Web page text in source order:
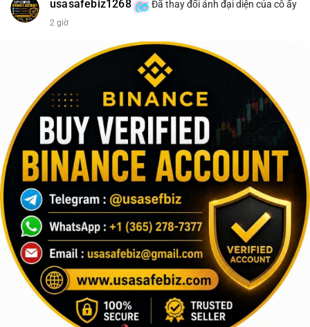
usasafebiz1268 Đã thay đổi ảnh đại diện của cô ấy
2 giờ